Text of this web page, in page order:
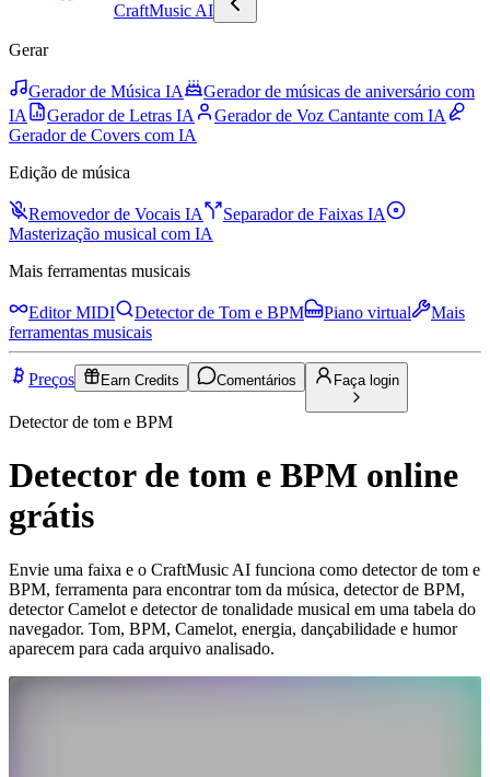
CraftMusic AI
Gerar
Gerador de Música IA
Gerador de músicas de aniversário com
IA
Gerador de Letras IA
Gerador de Voz Cantante com IA
Gerador de Covers com IA
Edição de música
Removedor de Vocais IA
Separador de Faixas IA
Masterização musical com IA
Mais ferramentas musicais
Editor MIDI Detector de Tom e BPM Piano virtual
Mais
ferramentas musicais
Preços Earn Credits Comentários Faça login
Detector de tom e BPM
Detector de tom e BPM online
grátis
Envie uma faixa e o CraftMusic AI funciona como detector de tom e
BPM, ferramenta para encontrar tom da música, detector de BPM,
detector Camelot e detector de tonalidade musical em uma tabela do
navegador. Tom, BPM, Camelot, energia, dançabilidade e humor
aparecem para cada arquivo analisado.